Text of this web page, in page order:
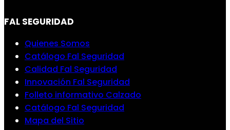
FAL SEGURIDAD
Quienes Somos
Catálogo Fal Seguridad
Calidad Fal Seguridad
Innovación Fal Seguridad
Folleto informativo Calzado
Catálogo Fal Seguridad
Mapa del Sitio